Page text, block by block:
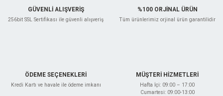
GÜVENLİ ALIŞVERİŞ
256bit SSL Sertifikası ile güvenli alışveriş
%100 ORJİNAL ÜRÜN
Tüm ürünlerimiz orjinal ürün garantilidir
ÖDEME SEÇENEKLERİ
Kredi Kartı ve havale ile ödeme imkanı
MÜŞTERİ HİZMETLERİ
Hafta İçi: 09:00 – 17:00
Cumartesi: 09:00-13:00